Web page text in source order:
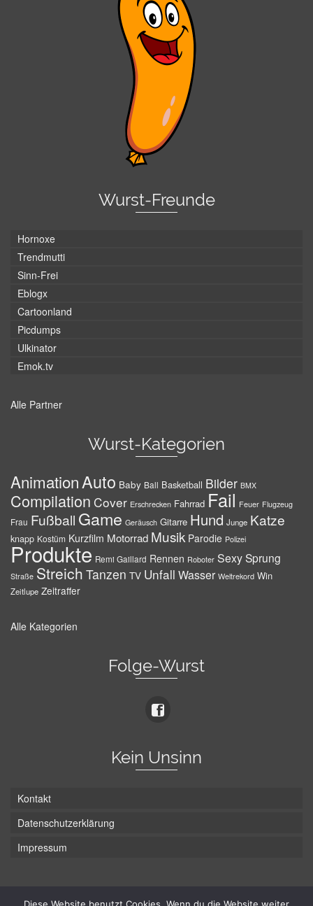
Wurst-Freunde
Hornoxe
Trendmutti
Sinn-Frei
Eblogx
Cartoonland
Picdumps
Ulkinator
Emok.tv
Alle Partner
Wurst-Kategorien
AnimationAuto Baby Ball Basketball Bilder BMX
Compilation Cover Erschrecken Fahrrad Fail Feuer Flugzeug
Frau Fußball Game Geräusch Gitarre Hund Junge Katze
knapp Kostüm Kurzfilm Motorrad Musik Parodie Polizei
Produkte Remi Gaillard Rennen Roboter SexySprung
Straße Streich Tanzen TV Unfall Wasser Weltrekord Win
Zeitlupe Zeitraffer
Alle Kategorien
Folge-Wurst
Kein Unsinn
Kontakt
Datenschutzerklärung
Impressum